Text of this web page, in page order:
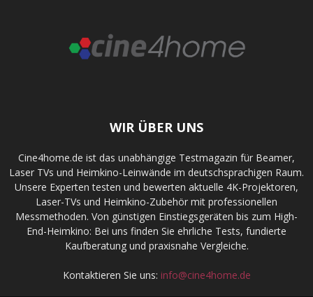
WIR ÜBER UNS
Cine4home.de ist das unabhängige Testmagazin für Beamer,
Laser TVs und Heimkino-Leinwände im deutschsprachigen Raum.
Unsere Experten testen und bewerten aktuelle 4K-Projektoren,
Laser-TVs und Heimkino-Zubehör mit professionellen
Messmethoden. Von günstigen Einstiegsgeräten bis zum High-
End-Heimkino: Bei uns finden Sie ehrliche Tests, fundierte
Kaufberatung und praxisnahe Vergleiche.
Kontaktieren Sie uns: info@cine4home.de